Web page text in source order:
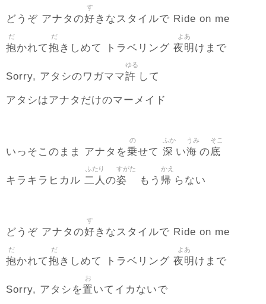
どうぞ アナタの好
す
きなスタイルで Ride on me
抱
だ
かれて抱
だ
きしめて トラベリング 夜明
よあ
けまで
Sorry, アタシのワガママ許
ゆる
して
アタシはアナタだけのマーメイド
いっそこのまま アナタを乗
の
せて 深
ふか
い海
うみ
の底
そこ
キラキラヒカル 二人
ふたり
の姿
すがた
もう 帰
かえ
らない
どうぞ アナタの好
す
きなスタイルで Ride on me
抱
だ
かれて抱
だ
きしめて トラベリング 夜明
よあ
けまで
Sorry, アタシを置
お
いてイカないで